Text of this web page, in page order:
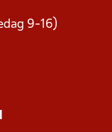
9-16)